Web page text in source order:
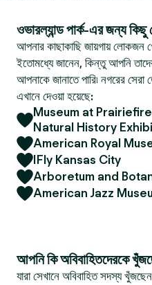
ওভারল্যান্ড পার্ক-এর জন্য কিছু
আপনার কাছাকাছি জায়গায় লোকজন
ইতোমধ্যে জানেন, কিন্তু আপনি
আপনাকে জানাতে পারি৷ নগরের সেরা
এখানে দেওয়া হয়েছে:
Museum at
Natural History
American Royal
IFly Kansas City
Arboretum and
American Jazz
আপনি কি অবিবাহিতদেরকে
যারা সেখানে অবিবাহিত সদস্য